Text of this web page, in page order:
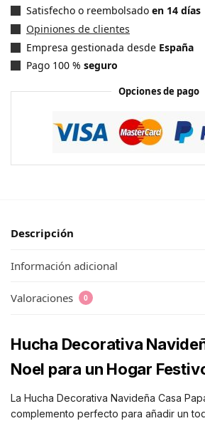
Satisfecho o reembolsado en 14 días
Opiniones de clientes
Empresa gestionada desde España
Pago 100 % seguro
Opciones de pago
Descripción
Información adicional
Valoraciones 0
Hucha Decorativa
Noel para un Hogar
La Hucha Decorativa Navideña Casa
complemento perfecto para añadir un